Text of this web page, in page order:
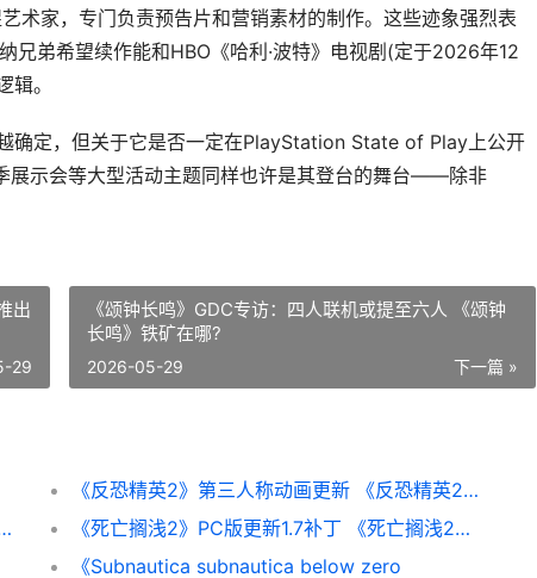
术家，专门负责预告片和营销素材的制作。这些迹象强烈表
兄弟希望续作能和HBO《哈利·波特》电视剧(定于2026年12
。
确定，但关于它是否一定在PlayStation State of Play上公开
展示会等大型活动主题同样也许是其登台的舞台——除非
出
29
《颂钟长鸣》GDC专访：四人联机或提至六人 《颂钟
长鸣》铁矿在哪?
下一篇 »
2026-05-29
《反恐精英2》第三人称动画更新 《反恐精英2》直接安装游戏
3》毫无兴趣：碰都不想碰
《死亡搁浅2》PC版更新1.7补丁 《死亡搁浅2》PC修改器
《Subnautica subnautica below zero